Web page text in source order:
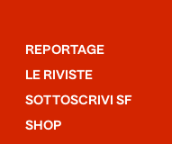
REPORTAGE
LE RIVISTE
SOTTOSCRIVI SF
SHOP